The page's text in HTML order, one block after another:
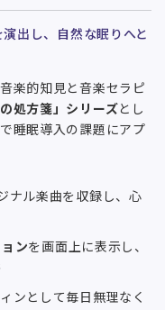
出し、自然な眠りへと
楽的知見と音楽セラピ
処方箋」シリーズとし
睡眠導入の課題にアプ
ナル楽曲を収録し、心
ンを画面上に表示し、
ンとして毎日無理なく